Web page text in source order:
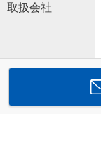
取扱会社